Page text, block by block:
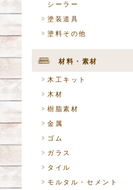
シーラー
塗装道具
塗料その他
材料・素材
木工キット
木材
樹脂素材
金属
ゴム
ガラス
タイル
モルタル・セメント